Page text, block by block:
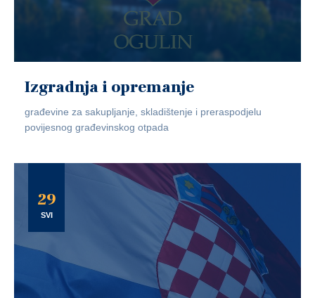
Izgradnja i opremanje
građevine za sakupljanje, skladištenje i preraspodjelu
povijesnog građevinskog otpada
29
SVI